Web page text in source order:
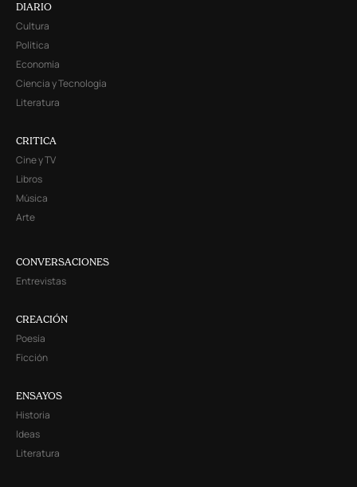
DIARIO
Cultura
Política
Economía
Ciencia y Tecnología
Literatura
CRITICA
Cine y TV
Libros
Música
Arte
CONVERSACIONES
Entrevistas
CREACIÓN
Poesía
Ficción
ENSAYOS
Historia
Ideas
Literatura